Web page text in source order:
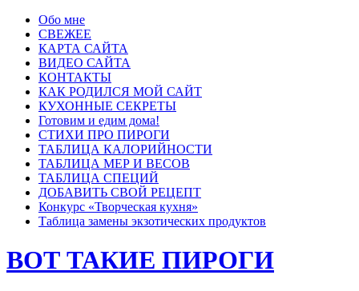
Обо мне
СВЕЖЕЕ
КАРТА САЙТА
ВИДЕО САЙТА
КОНТАКТЫ
КАК РОДИЛСЯ МОЙ САЙТ
КУХОННЫЕ СЕКРЕТЫ
Готовим и едим дома!
СТИХИ ПРО ПИРОГИ
ТАБЛИЦА КАЛОРИЙНОСТИ
ТАБЛИЦА МЕР И ВЕСОВ
ТАБЛИЦА СПЕЦИЙ
ДОБАВИТЬ СВОЙ РЕЦЕПТ
Конкурс «Творческая кухня»
Таблица замены экзотических продуктов
ВОТ ТАКИЕ ПИРОГИ